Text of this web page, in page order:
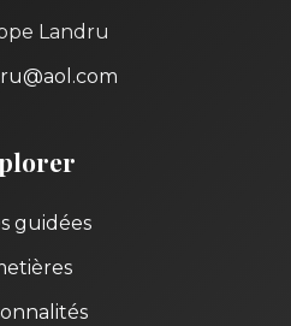
Landru
guidées